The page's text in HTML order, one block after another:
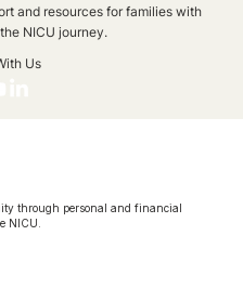
and resources for families with
NICU journey.
Us
through personal and financial
NICU.